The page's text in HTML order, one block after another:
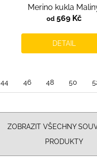
Merino kukla
od569 Kč
DETAIL
44 46 48 50
ZOBRAZIT VŠECHNY
PRODUKTY